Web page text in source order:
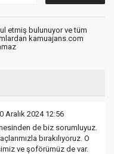
etmiş bulunuyor ve tüm
kamuajans.com
Aralık 2024 12:56
de biz sorumluyuz.
bırakılıyoruz. O
ve şoförümüz de var.